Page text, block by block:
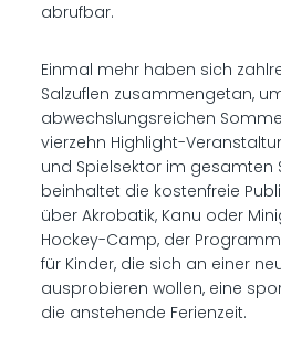
abrufbar.
Einmal mehr haben sich
Salzuflen zusammengetan,
abwechslungsreichen
vierzehn Highlight-
und Spielsektor im gesamten
beinhaltet die kostenfreie
über Akrobatik, Kanu oder
Hockey-Camp, der
für Kinder, die sich an einer
ausprobieren wollen, eine
die anstehende Ferienzeit.